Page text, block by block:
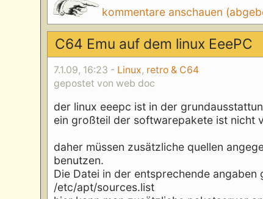
kommentare anschauen
C64 Emu auf dem linux EeePC
7.1.09, 16:23 - Linux, retro & C64
gepostet von web doc
der linux eeepc ist in der
ein großteil der softwarepakete ist nicht
daher müssen zusätzliche quellen
benutzen.
Die Datei in der entsprechende angaben
/etc/apt/sources.list